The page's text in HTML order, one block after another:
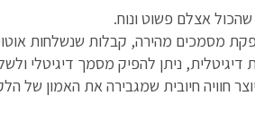
אצלם פשוט ונוח.
מסמכים מהירה, קבלות שנשלחות
ניתן להפיק מסמך דיגיטלי
חוויה חיובית שמגבירה את האמון של